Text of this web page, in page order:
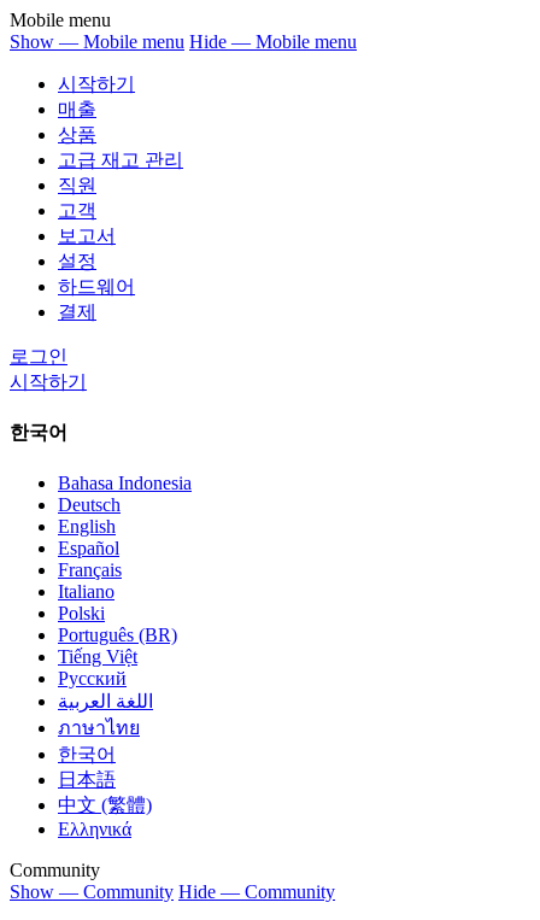
Mobile menu
Show — Mobile menu Hide — Mobile menu
시작하기
매출
상품
고급 재고 관리
직원
고객
보고서
설정
하드웨어
결제
로그인
시작하기
한국어
Bahasa Indonesia
Deutsch
English
Español
Français
Italiano
Polski
Português (BR)
Tiếng Việt
Русский
اللغة العربية
ภาษาไทย
한국어
日本語
中文 (繁體)
Ελληνικά
Community
Show — Community Hide — Community